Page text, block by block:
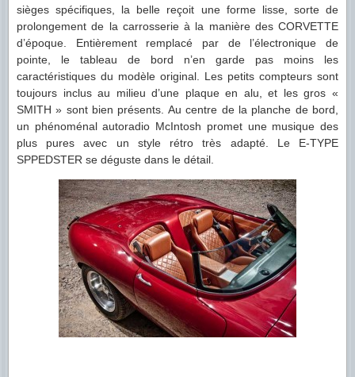
sièges spécifiques, la belle reçoit une forme lisse, sorte de
prolongement de la carrosserie à la manière des CORVETTE
d’époque. Entièrement remplacé par de l’électronique de
pointe, le tableau de bord n’en garde pas moins les
caractéristiques du modèle original. Les petits compteurs sont
toujours inclus au milieu d’une plaque en alu, et les gros «
SMITH » sont bien présents. Au centre de la planche de bord,
un phénoménal autoradio McIntosh promet une musique des
plus pures avec un style rétro très adapté. Le E-TYPE
SPPEDSTER se déguste dans le détail.